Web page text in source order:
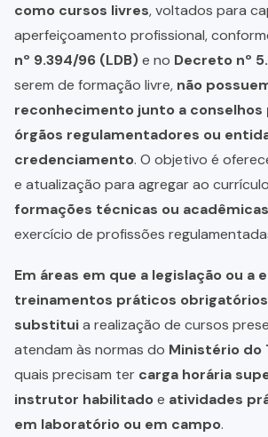
como cursos livres, voltados para
aperfeiçoamento profissional,
nº 9.394/96 (LDB)e no Decreto nº
serem de formação livre, não
reconhecimento junto a conselhos
órgãos regulamentadores ou
credenciamento. O objetivo é
e atualização para agregar ao
formações técnicas ou acadêmicas
exercício de profissões
Em áreas em que a legislação ou a
treinamentos práticos obrigatórios
substituia realização de cursos
atendam às normas do Ministério do
quais precisam ter carga horária
instrutor habilitadoe atividades
em laboratório ou em campo.